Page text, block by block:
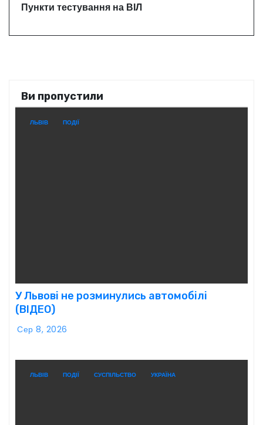
Пункти тестування на ВІЛ
Ви пропустили
ЛЬВІВ ПОДІЇ
У Львові не розминулись автомобілі
(ВІДЕО)
Сер 8, 2026
ЛЬВІВ ПОДІЇ СУСПІЛЬСТВО УКРАЇНА